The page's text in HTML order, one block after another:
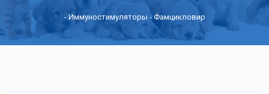
- Иммуностимуляторы - Фамцикловир